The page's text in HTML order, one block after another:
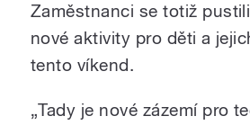
Zaměstnanci se totiž
nové aktivity pro děti a
tento víkend.
„Tady je nové zázemí pro